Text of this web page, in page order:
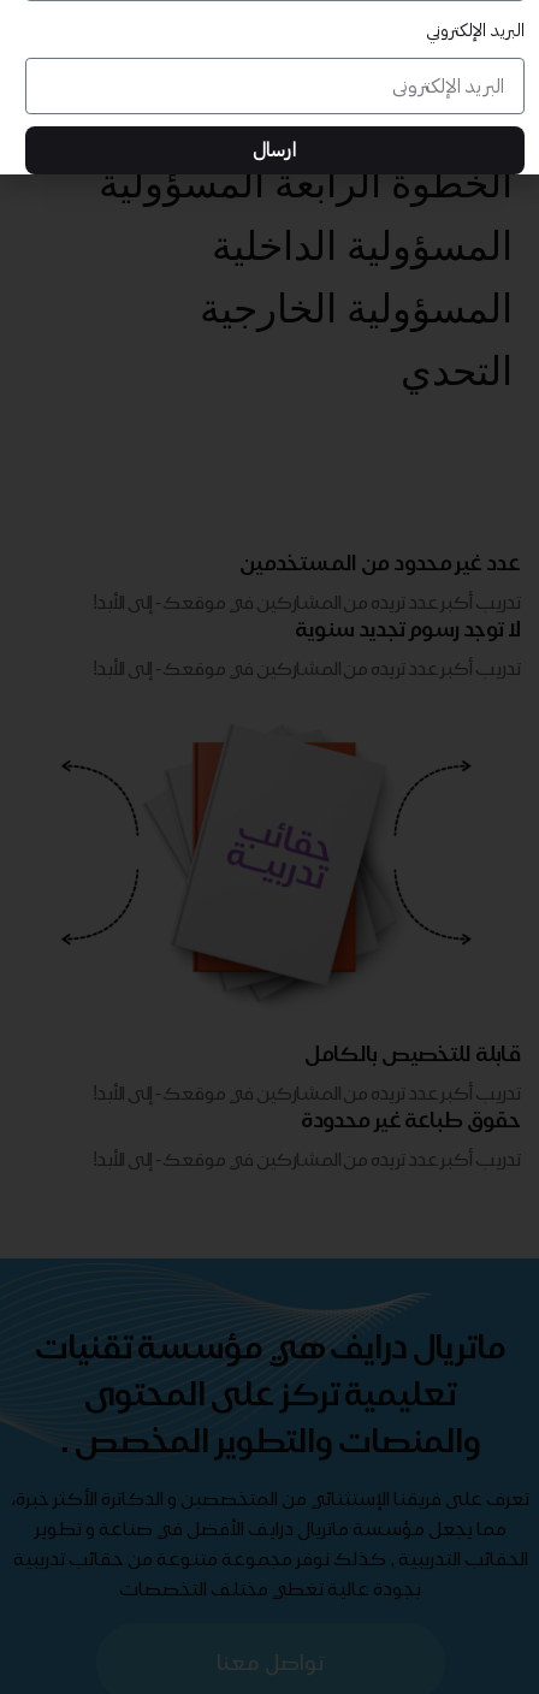
عناصر تحقيق الأهداف الخمس
تحديد الهدف الفعال
الخطوة الرابعة المسؤولية
المسؤولية الداخلية
المسؤولية الخارجية
التحدي
عدد غير محدود من المستخدمين
تدريب أكبر عدد تريده من المشاركين في موقعك - ​​إلى الأبد!
لا توجد رسوم تجديد سنوية
تدريب أكبر عدد تريده من المشاركين في موقعك - ​​إلى الأبد!
قابلة للتخصيص بالكامل
تدريب أكبر عدد تريده من المشاركين في موقعك - ​​إلى الأبد!
حقوق طباعة غير محدودة
تدريب أكبر عدد تريده من المشاركين في موقعك - ​​إلى الأبد!
ماتريال درايف هي مؤسسة تقنيات
تعليمية تركز على المحتوى
والمنصات والتطوير المخصص .
تعرف على فريقنا الإستثنائي من المتخصصين و الدكاترة الأكثر خبرة،
مما يجعل مؤسسة ماتريال درايف الأفضل في صناعة و تطوير
الحقائب التدريبية , كذلك نوفر مجموعة متنوعة من حقائب تدريبية
بجودة عالية تغطي مختلف التخصصات
تواصل معنا
البريد الإلكتروني
ارسال